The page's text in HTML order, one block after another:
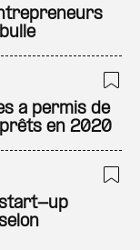
a permis de
en 2020
start-up